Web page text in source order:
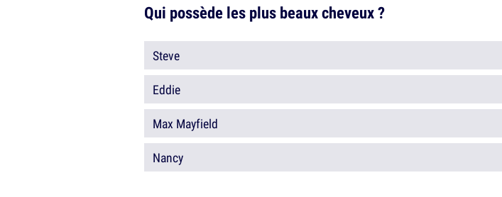
Qui possède les plus beaux cheveux ?
Steve
Eddie
Max Mayfield
Nancy